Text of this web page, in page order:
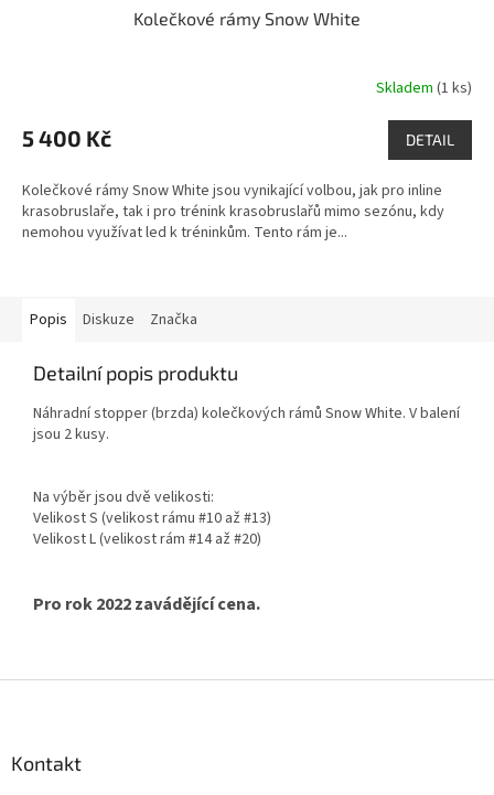
Kolečkové rámy Snow White
Skladem (1 ks)
5 400 Kč DETAIL
Kolečkové rámy Snow White jsou vynikající volbou, jak pro inline
krasobruslaře, tak i pro trénink krasobruslařů mimo sezónu, kdy
nemohou využívat led k tréninkům. Tento rám je...
Popis Diskuze Značka
Detailní popis produktu
Náhradní stopper (brzda) kolečkových rámů Snow White. V balení
jsou 2 kusy.
Na výběr jsou dvě velikosti:
Velikost S (velikost rámu #10 až #13)
Velikost L (velikost rám #14 až #20)
Pro rok 2022 zavádějící cena.
Kontakt